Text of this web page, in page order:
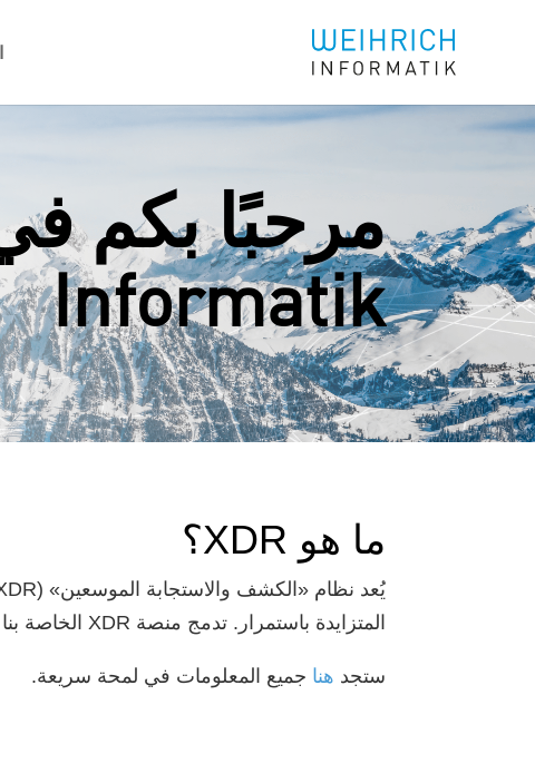
Informatik
ما هو XDR؟
المتزايدة باستمرار. تدمج منصة XDR الخاصة بنا العديد من الأدوات الأمنية وتوفر رؤية شاملة وتحكماً مركزياً.
ستجد هنا جميع المعلومات في لمحة سريعة.